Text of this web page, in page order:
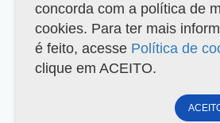
concorda com a política de
cookies. Para ter mais
é feito, acesse Política de
clique em ACEITO.